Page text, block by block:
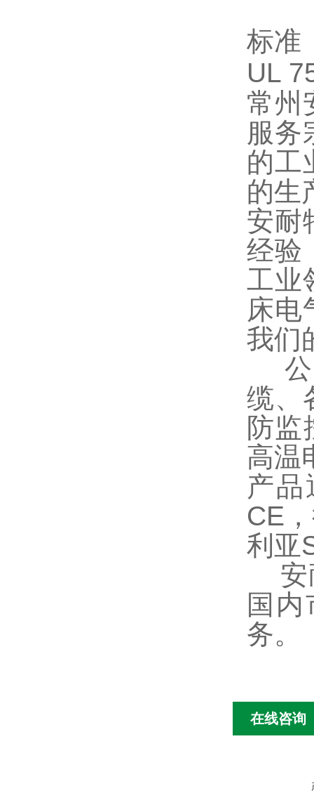
标准
UL
常州
服务
的工
的生
安耐
经验
工业
床电
我们
公
缆、
防监
高温
产
CE
利亚
安
国
务。
在线咨询